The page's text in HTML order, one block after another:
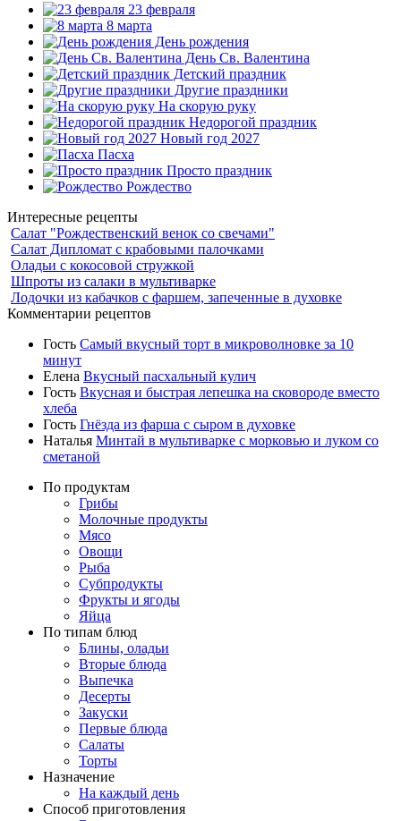
23 февраля
8 марта
День рождения
День Св. Валентина
Детский праздник
Другие праздники
На скорую руку
Недорогой праздник
Новый год 2027
Пасха
Просто праздник
Рождество
Интересные рецепты
Салат "Рождественский венок со свечами"
Салат Дипломат с крабовыми палочками
Оладьи с кокосовой стружкой
Шпроты из салаки в мультиварке
Лодочки из кабачков с фаршем, запеченные в духовке
Комментарии рецептов
Гость Самый вкусный торт в микроволновке за 10
минут
Елена Вкусный пасхальный кулич
Гость Вкусная и быстрая лепешка на сковороде вместо
хлеба
Гость Гнёзда из фарша с сыром в духовке
Наталья Минтай в мультиварке с морковью и луком со
сметаной
По продуктам
Грибы
Молочные продукты
Мясо
Овощи
Рыба
Субпродукты
Фрукты и ягоды
Яйца
По типам блюд
Блины, оладьи
Вторые блюда
Выпечка
Десерты
Закуски
Первые блюда
Салаты
Торты
Назначение
На каждый день
Способ приготовления